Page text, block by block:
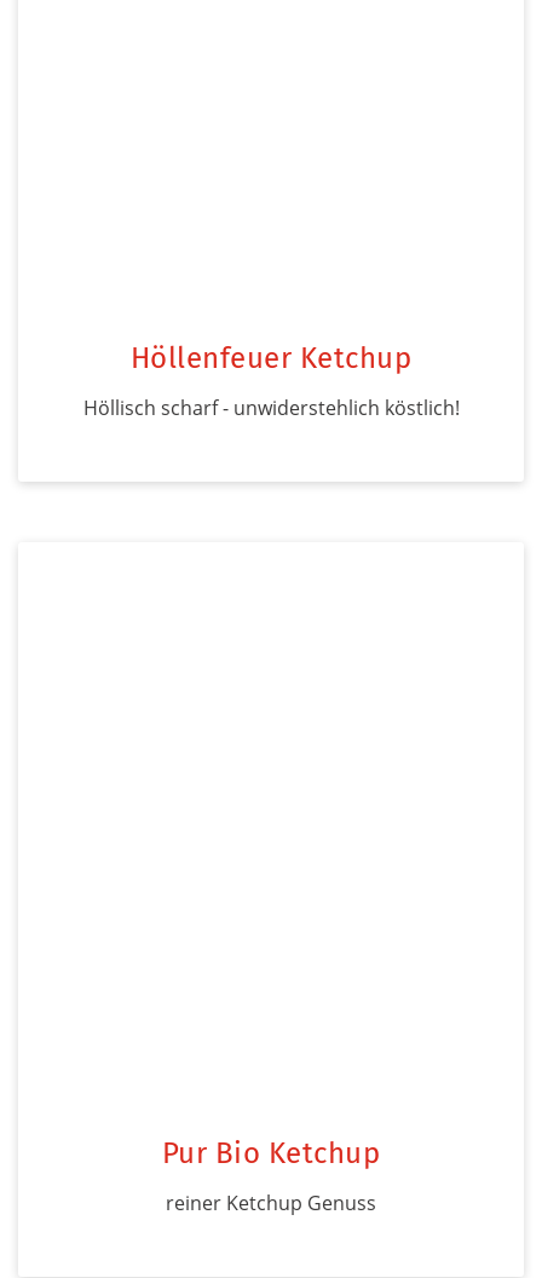
Höllenfeuer Ketchup
Höllisch scharf - unwiderstehlich köstlich!
Pur Bio Ketchup
reiner Ketchup Genuss